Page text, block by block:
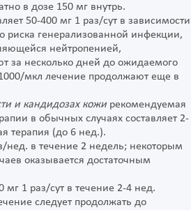
в дозе 150 мг внутрь.
50-400 мг 1 раз/сут в зависимости
риска генерализованной инфекции,
нейтропенией,
за несколько дней до ожидаемого
мкл лечение продолжают еще в
и кандидозах кожи рекомендуемая
в обычных случаях составляет 2-
терапия (до 6 нед.).
нед. в течение 2 недель; некоторым
оказывается достаточным
мг 1 раз/сут в течение 2-4 нед.
следует продолжать до